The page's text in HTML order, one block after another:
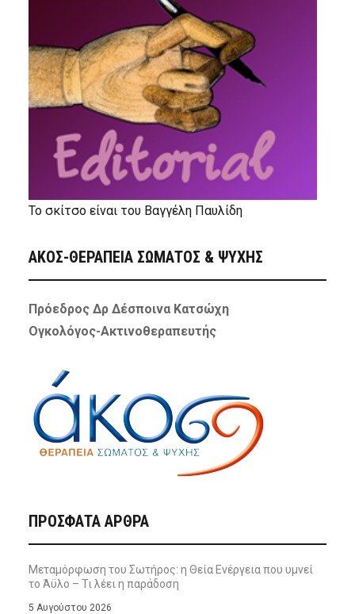
Το σκίτσο είναι του Βαγγέλη Παυλίδη
ΑΚΟΣ-ΘΕΡΑΠΕΙΑ ΣΩΜΑΤΟΣ & ΨΥΧΗΣ
Πρόεδρος Δρ Δέσποινα Κατσώχη
Ογκολόγος-Ακτινοθεραπευτής
ΠΡΌΣΦΑΤΑ ΆΡΘΡΑ
Μεταμόρφωση του Σωτήρος: η Θεία Ενέργεια που υμνεί
το Άϋλο – Τι λέει η παράδοση
5 Αυγούστου 2026